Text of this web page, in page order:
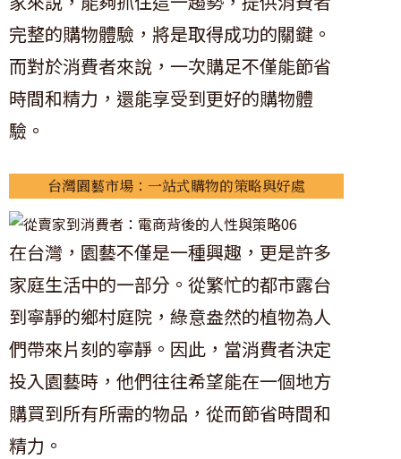
完整的購物體驗，將是取得成功的關鍵。
而對於消費者來說，一次購足不僅能節省
時間和精力，還能享受到更好的購物體
驗。
台灣園藝市場：一站式購物的策略與好處
在台灣，園藝不僅是一種興趣，更是許多
家庭生活中的一部分。從繁忙的都市露台
到寧靜的鄉村庭院，綠意盎然的植物為人
們帶來片刻的寧靜。因此，當消費者決定
投入園藝時，他們往往希望能在一個地方
購買到所有所需的物品，從而節省時間和
精力。